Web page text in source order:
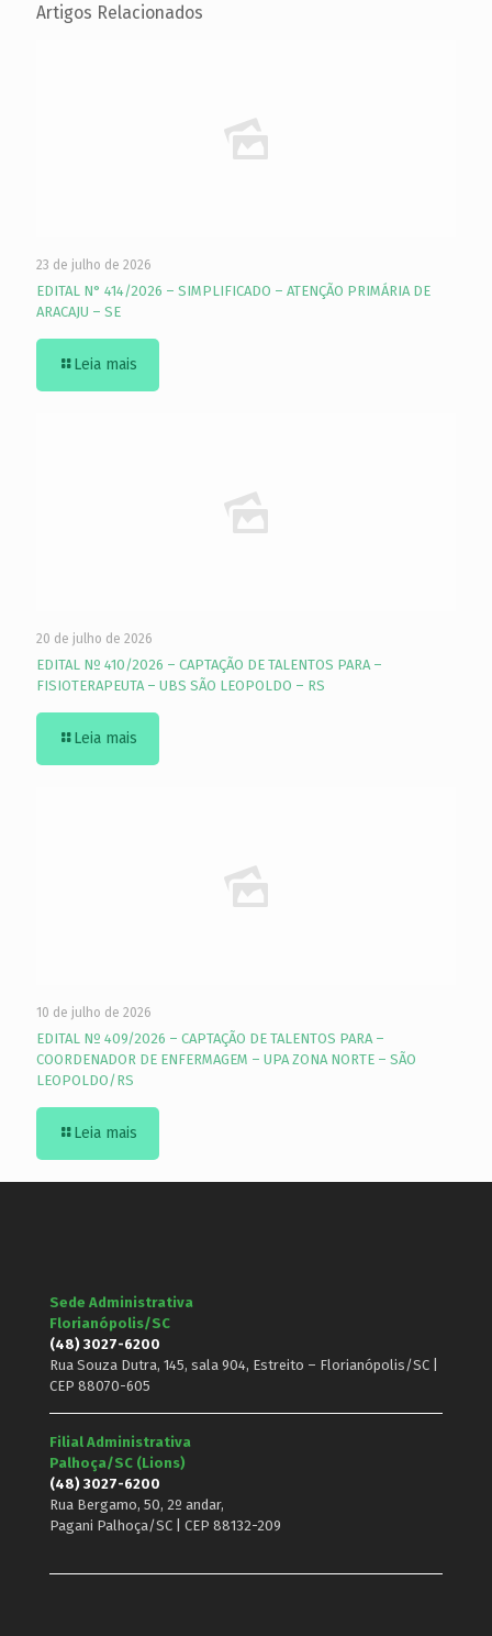
Artigos Relacionados
23 de julho de 2026
EDITAL N° 414/2026 – SIMPLIFICADO – ATENÇÃO PRIMÁRIA DE
ARACAJU – SE
Leia mais
20 de julho de 2026
EDITAL Nº 410/2026 – CAPTAÇÃO DE TALENTOS PARA –
FISIOTERAPEUTA – UBS SÃO LEOPOLDO – RS
Leia mais
10 de julho de 2026
EDITAL Nº 409/2026 – CAPTAÇÃO DE TALENTOS PARA –
COORDENADOR DE ENFERMAGEM – UPA ZONA NORTE – SÃO
LEOPOLDO/RS
Leia mais
Sede Administrativa
Florianópolis/SC
(48) 3027-6200
Rua Souza Dutra, 145, sala 904, Estreito – Florianópolis/SC |
CEP 88070-605
Filial Administrativa
Palhoça/SC (Lions)
(48) 3027-6200
Rua Bergamo, 50, 2º andar,
Pagani Palhoça/SC | CEP 88132-209